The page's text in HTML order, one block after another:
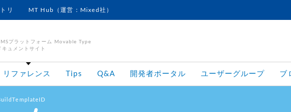
リ MT Hub（運営：Mixed社）
プラットフォーム Movable Type
キュメントサイト
リファレンス Tips Q&A 開発者ポータル ユーザーグループ ブ